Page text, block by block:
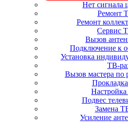
Нет сигнала
Ремонт
Ремонт
Сервис
Вызов
Подключение к
Установка
ТВ-
Вызов мастера по
Настройка
Подвес
Замена
Усиление